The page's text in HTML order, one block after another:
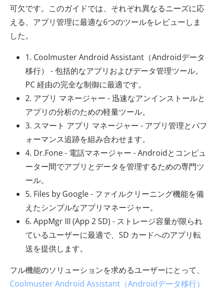
可欠です。このガイドでは、それぞれ異なるニーズに応
える、アプリ管理に最適な6つのツールをレビューしま
した。
1. Coolmuster Android Assistant（Androidデータ
移行） - 包括的なアプリおよびデータ管理ツール。
PC 経由の完全な制御に最適です。
2. アプリ マネージャー - 迅速なアンインストールと
アプリの分析のための軽量ツール。
3. スマート アプリ マネージャー - アプリ管理とパフ
ォーマンス追跡を組み合わせます。
4. Dr.Fone - 電話マネージャー - Androidとコンピュ
ーター間でアプリとデータを管理するための専門ツ
ール。
5. Files by Google - ファイルクリーニング機能を備
えたシンプルなアプリマネージャー。
6. AppMgr III (App 2 SD) - ストレージ容量が限られ
ているユーザーに最適で、SD カードへのアプリ転
送を提供します。
フル機能のソリューションを求めるユーザーにとって、
Coolmuster Android Assistant（Androidデータ移行）